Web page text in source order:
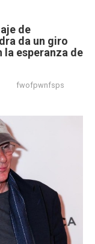
de
da un giro
esperanza de
fwofpwnfsps